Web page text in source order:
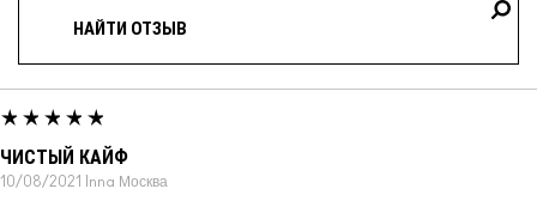
ЧИСТЫЙ КАЙФ
10/08/2021 Inna Москва